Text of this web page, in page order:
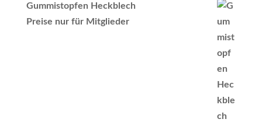
Gummistopfen Heckblech
Preise nur für Mitglieder